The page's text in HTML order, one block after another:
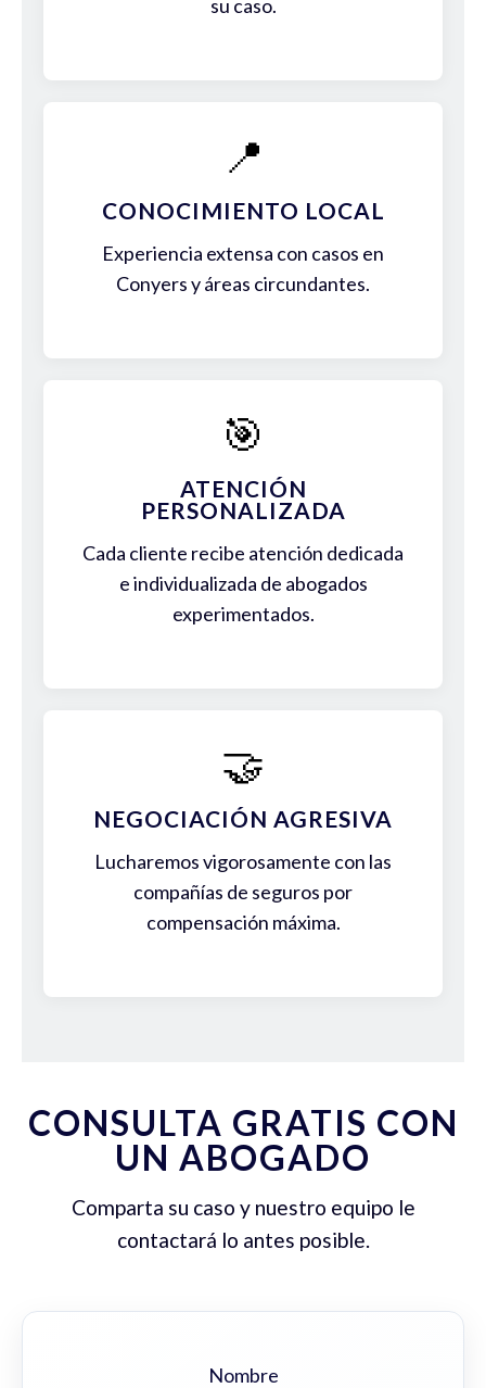
su caso.
📍
CONOCIMIENTO LOCAL
Experiencia extensa con casos en
Conyers y áreas circundantes.
🎯
ATENCIÓN
PERSONALIZADA
Cada cliente recibe atención dedicada
e individualizada de abogados
experimentados.
🤝
NEGOCIACIÓN AGRESIVA
Lucharemos vigorosamente con las
compañías de seguros por
compensación máxima.
CONSULTA GRATIS CON
UN ABOGADO
Comparta su caso y nuestro equipo le
contactará lo antes posible.
Nombre